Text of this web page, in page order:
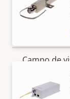
Abertura
Campo de
Campo de
Encaixe da